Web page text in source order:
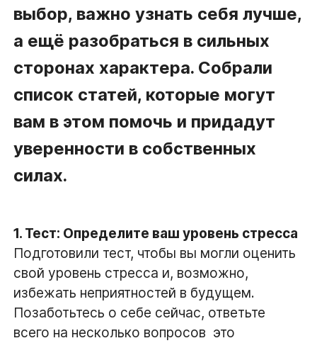
выбор, важно узнать себя лучше,
а ещё разобраться в сильных
сторонах характера. Собрали
список статей, которые могут
вам в этом помочь и придадут
уверенности в собственных
силах.
1. Тест: Определите ваш уровень стресса
Подготовили тест, чтобы вы могли оценить
свой уровень стресса и, возможно,
избежать неприятностей в будущем.
Позаботьтесь о себе сейчас, ответьте
всего на несколько вопросов  это